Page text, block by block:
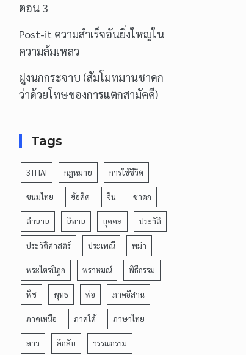
ตอน 3
Post-it ความสำเร็จอันยิ่งใหญ่ใน
ความล้มเหลว
ฝูงนกกระจาบ (สัมโมทมานชาดก
ว่าด้วยโทษของการแตกสามัคคี)
Tags
3THAI กฎหมาย การใช้ชีวิต
ขนมไทย ข้อคิด จีน ชาดก
ตำนาน นิทาน บุคคล ประวัติ
ประวัติศาสตร์ ประเพณี พม่า
พระไตรปิฎก พราหมณ์ พิธีกรรม
พืช พุทธ พ่อ ภาคอีสาน
ภาคเหนือ ภาคใต้ ภาษาไทย
ลาว ลึกลับ วรรณกรรม